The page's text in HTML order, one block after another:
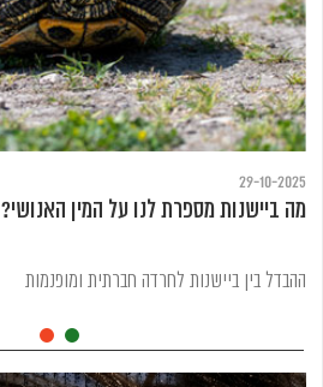
29-10-2025
מה ביישנות מספרת לנו על המין האנושי?
ההבדל בין ביישנות לחרדה חברתית ומופנמות